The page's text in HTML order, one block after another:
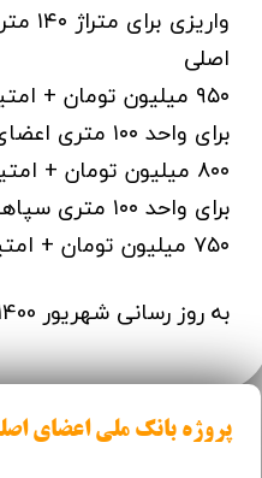
اصلی
۹۵۰ میلیون تومان + امتیاز
برای واحد ۱۰۰ متری اعضای اصلی
۸۰۰ میلیون تومان + امتیاز
برای واحد ۱۰۰ متری سپاهشهر
۷۵۰ میلیون تومان + امتیاز
به روز رسانی شهریور 1400
پروژه بانک ملی اعضای